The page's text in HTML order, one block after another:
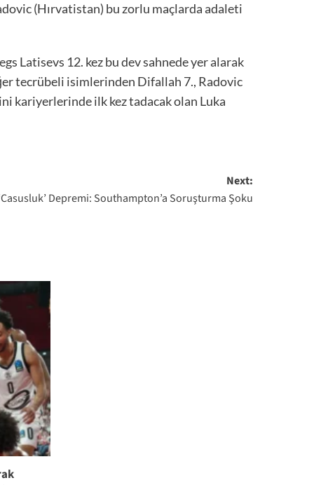
(Hırvatistan) bu zorlu maçlarda adaleti
Latisevs 12. kez bu dev sahnede yer alarak
tecrübeli isimlerinden Difallah 7., Radovic
kariyerlerinde ilk kez tadacak olan Luka
Next:
Depremi: Southampton’a Soruşturma Şoku